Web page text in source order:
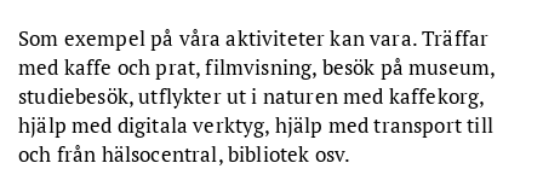
Som exempel på våra aktiviteter kan vara. Träffar
med kaffe och prat, filmvisning, besök på museum,
studiebesök, utflykter ut i naturen med kaffekorg,
hjälp med digitala verktyg, hjälp med transport till
och från hälsocentral, bibliotek osv.